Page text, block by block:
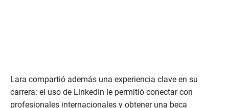
Lara compartió además una experiencia clave en su
carrera: el uso de LinkedIn le permitió conectar con
profesionales internacionales y obtener una beca